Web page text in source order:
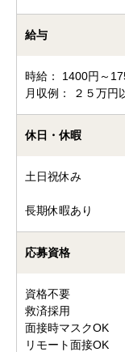
給与
時給： 1400円～
月収例： ２５万円
休日・休暇
土日祝休み
長期休暇あり
応募資格
資格不要
救済採用
面接時マスクOK
リモート面接OK